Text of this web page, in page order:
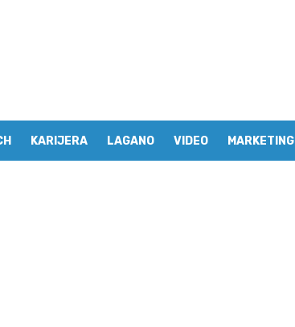
KARIJERA LAGANO VIDEO MARKETING